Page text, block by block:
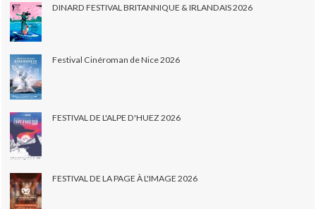
DINARD FESTIVAL BRITANNIQUE & IRLANDAIS 2026
Festival Cinéroman de Nice 2026
FESTIVAL DE L'ALPE D'HUEZ 2026
FESTIVAL DE LA PAGE À L'IMAGE 2026